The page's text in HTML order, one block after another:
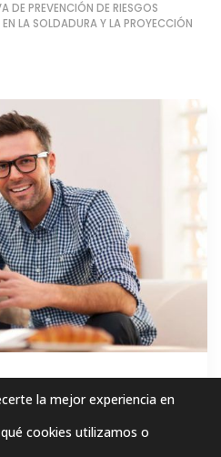
PREVENCIÓN DE RIESGOS
LA SOLDADURA Y LA PROYECCIÓN
AHORA!
la mejor experiencia en
cookies utilizamos o